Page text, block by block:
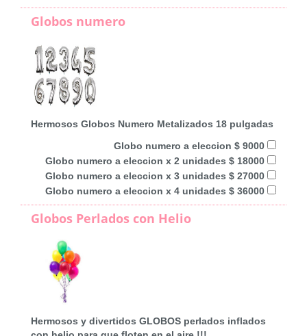
Globos numero
Hermosos Globos Numero Metalizados 18 pulgadas
Globo numero a eleccion $ 9000
Globo numero a eleccion x 2 unidades $ 18000
Globo numero a eleccion x 3 unidades $ 27000
Globo numero a eleccion x 4 unidades $ 36000
Globos Perlados con Helio
Hermosos y divertidos GLOBOS perlados inflados